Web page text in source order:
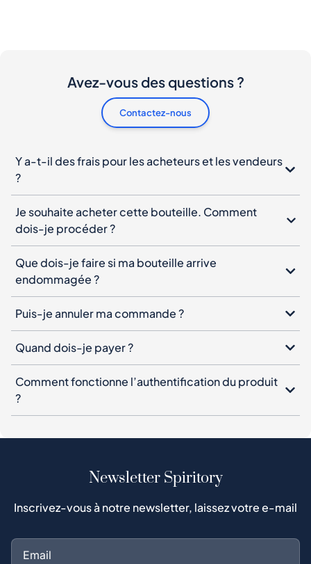
Avez-vous des questions ?
Contactez-nous
Y a-t-il des frais pour les acheteurs et les vendeurs
?
Je souhaite acheter cette bouteille. Comment
dois-je procéder ?
Que dois-je faire si ma bouteille arrive
endommagée ?
Puis-je annuler ma commande ?
Quand dois-je payer ?
Comment fonctionne l’authentification du produit
?
Newsletter Spiritory
Inscrivez-vous à notre newsletter, laissez votre e-mail